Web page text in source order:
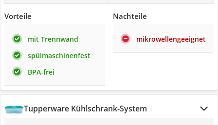
Vorteile
mit Trennwand
spülmaschinenfest
BPA-frei
Nachteile
mikrowellengeeignet
Tupperware Kühlschrank-System